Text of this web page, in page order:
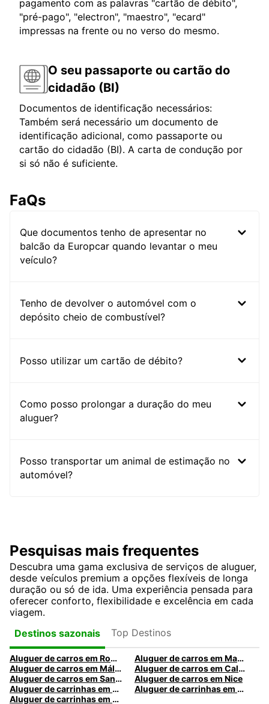
pagamento com as palavras "cartão de débito",
"pré-pago", "electron", "maestro", "ecard"
impressas na frente ou no verso do mesmo.
O seu passaporte ou cartão do
cidadão (BI)
Documentos de identificação necessários:
Também será necessário um documento de
identificação adicional, como passaporte ou
cartão do cidadão (BI). A carta de condução por
si só não é suficiente.
FaQs
Que documentos tenho de apresentar no
balcão da Europcar quando levantar o meu
veículo?
Tenho de devolver o automóvel com o
depósito cheio de combustível?
Posso utilizar um cartão de débito?
Como posso prolongar a duração do meu
aluguer?
Posso transportar um animal de estimação no
automóvel?
Pesquisas mais frequentes
Descubra uma gama exclusiva de serviços de aluguer,
desde veículos premium a opções flexíveis de longa
duração ou só de ida. Uma experiência pensada para
oferecer conforto, flexibilidade e excelência em cada
viagem.
Destinos sazonais
Top Destinos
Aluguer de carros em Roma
Aluguer de carros em Madrid
Aluguer de carros em Málaga
Aluguer de carros em Caldas da Rainha
Aluguer de carros em Santa Maria da Feira
Aluguer de carros em Nice
Aluguer de carrinhas em Nice
Aluguer de carrinhas em Santa Maria da Feira
Aluguer de carrinhas em Caldas da Rainha